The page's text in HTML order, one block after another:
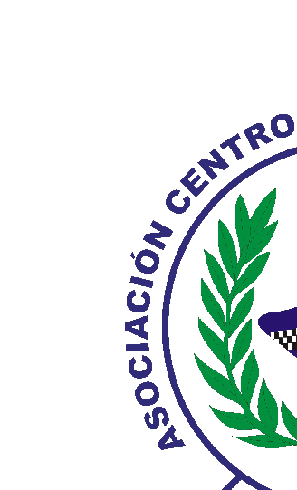
Taller
Ago 17, 2021